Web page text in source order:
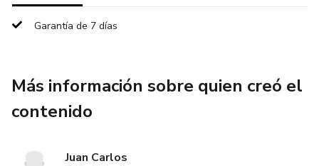
de esperanza y amor en el día a día.
Garantía de 7 días
Más información sobre quien creó el
contenido
Juan Carlos